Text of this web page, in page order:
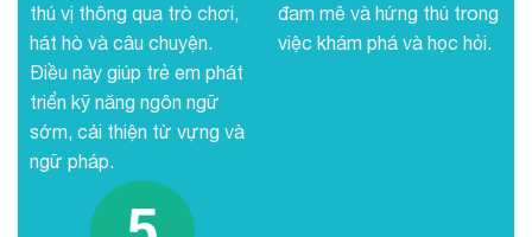
thú vị thông qua trò chơi,
hát hò và câu chuyện.
Điều này giúp trẻ em phát
triển kỹ năng ngôn ngữ
sớm, cải thiện từ vựng và
ngữ pháp.
đam mê và hứng thú trong
việc khám phá và học hỏi.